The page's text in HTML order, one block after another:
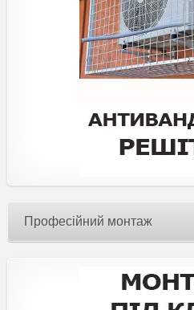
Професійний монтаж